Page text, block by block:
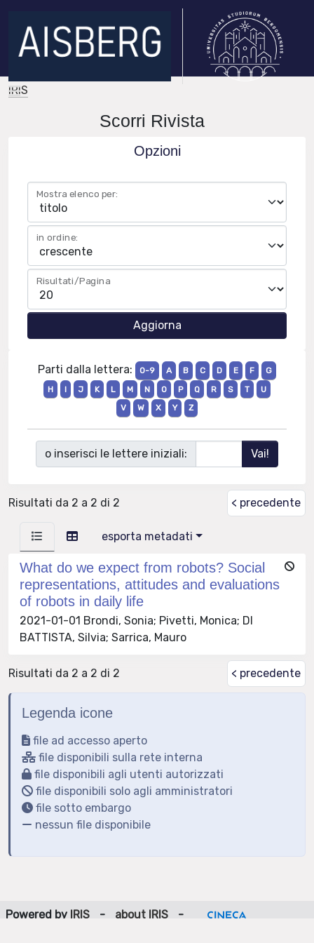
IRIS
Scorri Rivista
Opzioni
Mostra elenco per:
in ordine:
Risultati/Pagina
Parti dalla lettera: 0-9 A B C D E F
G
H
I J K L M N O P Q R S T
U
V
W X Y Z
o inserisci le lettere iniziali:
Risultati da 2 a 2 di 2 < precedente
esporta metadati
What do we expect from robots? Social
representations, attitudes and evaluations
of robots in daily life
2021-01-01 Brondi, Sonia; Pivetti, Monica; DI
BATTISTA, Silvia; Sarrica, Mauro
Risultati da 2 a 2 di 2 < precedente
Legenda icone
file ad accesso aperto
file disponibili sulla rete interna
file disponibili agli utenti autorizzati
file disponibili solo agli amministratori
file sotto embargo
nessun file disponibile
Powered by IRIS - about IRIS
-